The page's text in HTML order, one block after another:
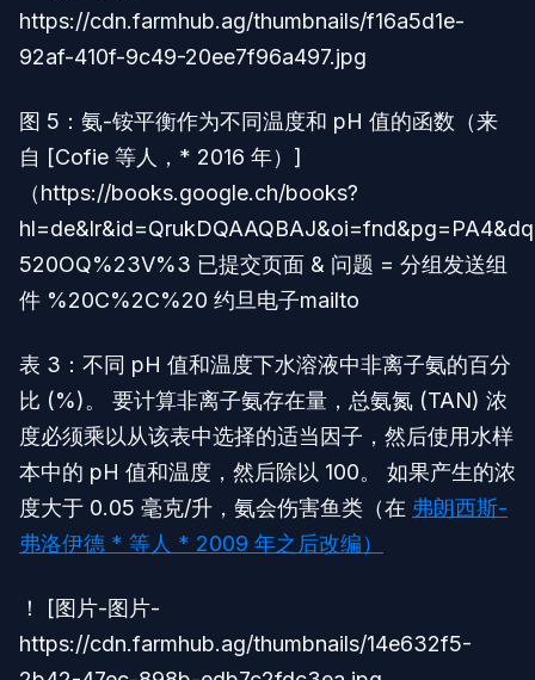
https://cdn.farmhub.ag/thumbnails/f16a5d1e-
92af-410f-9c49-20ee7f96a497.jpg
图 5：氨-铵平衡作为不同温度和 pH 值的函数（来
自 [Cofie 等人，* 2016 年）]
（https://books.google.ch/books?
520OQ%23V%3 已提交页面 & 问题 = 分组发送组
件 %20C%2C%20 约旦电子mailto
表 3：不同 pH 值和温度下水溶液中非离子氨的百分
比 (%)。 要计算非离子氨存在量，总氨氮 (TAN) 浓
度必须乘以从该表中选择的适当因子，然后使用水样
本中的 pH 值和温度，然后除以 100。 如果产生的浓
度大于 0.05 毫克/升，氨会伤害鱼类（在 弗朗西斯-
弗洛伊德 * 等人 * 2009 年之后改编）
！ [图片-图片-
https://cdn.farmhub.ag/thumbnails/14e632f5-